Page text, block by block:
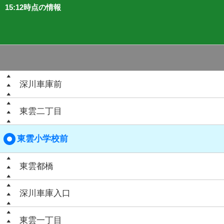
15:12時点の情報
深川車庫前
東雲二丁目
東雲小学校前
東雲都橋
深川車庫入口
東雲一丁目